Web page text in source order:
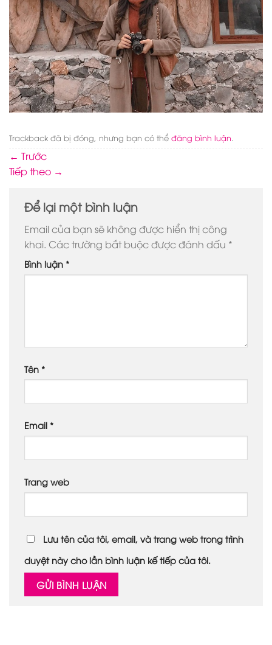
Trackback đã bị đóng, nhưng bạn có thể đăng bình luận
← Trước
Tiếp theo →
Để lại một bình luận
Email của bạn sẽ không được hiển thị công
khai. Các trường bắt buộc được đánh dấu *
Bình luận *
Tên *
Email *
Trang web
Lưu tên của tôi, email, và trang web trong trình
duyệt này cho lần bình luận kế tiếp của tôi.